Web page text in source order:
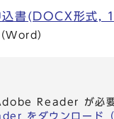
書(DOCX形式,
Word）
Reader が必
をダウンロード（